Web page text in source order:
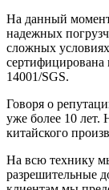
На данный
надежных
сложных
14001/SGS.
Говоря о
уже более 10 лет.
китайского
На всю технику
разрешительные